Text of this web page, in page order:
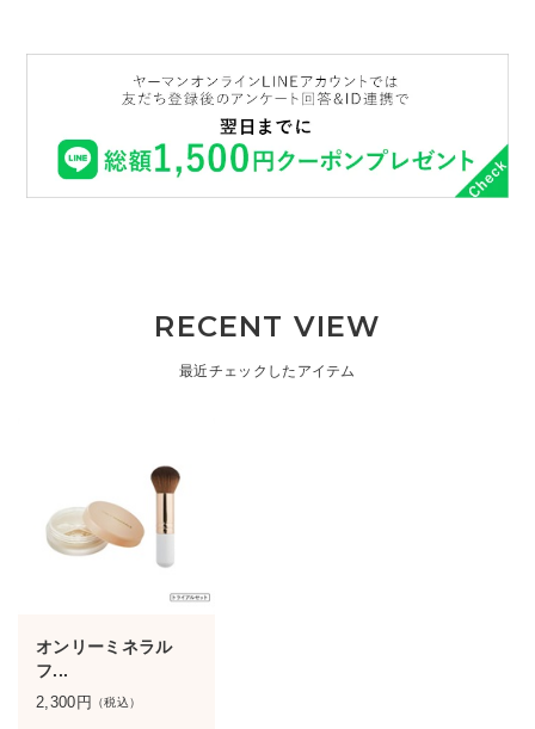
RECENT VIEW
最近チェックしたアイテム
オンリーミネラル
フ...
2,300円 （税込）